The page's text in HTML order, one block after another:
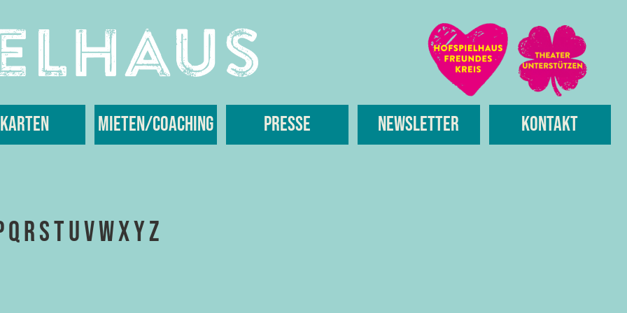
Karten Mieten/Coaching Presse Newsletter Kontakt
QRSTUVWXYZ